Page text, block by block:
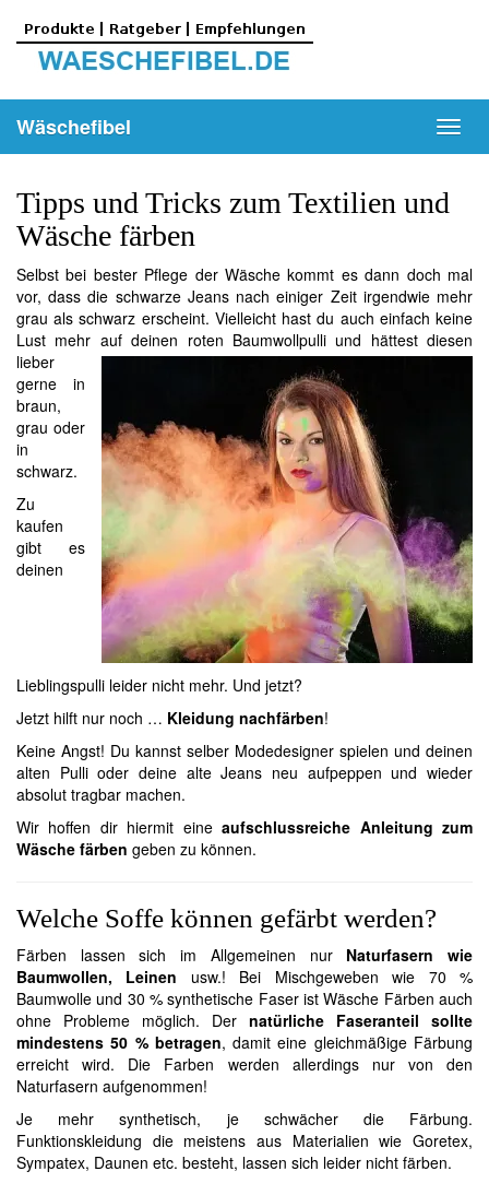
content
Wäschefibel
Tipps und Tricks zum Textilien und
Wäsche färben
Selbst bei bester Pflege der Wäsche kommt es dann doch mal
vor, dass die schwarze Jeans nach einiger Zeit irgendwie mehr
grau als schwarz erscheint. Vielleicht hast du auch einfach keine
Lust mehr aufdeinen roten Baumwollpulli und hättest diesen
lieber
gerne in
braun,
grau oder
in
schwarz.
Zu
kaufen
gibt es
deinen
Lieblingspulli leider nicht mehr. Und jetzt?
Jetzt hilft nur noch … Kleidung nachfärben!
Keine Angst! Du kannst selber Modedesigner spielen und deinen
alten Pulli oder deine alte Jeans neu aufpeppen und wieder
absolut tragbar machen.
Wir hoffen dir hiermit eineaufschlussreiche Anleitung zum
Wäsche färben geben zu können.
Welche Soffe können gefärbt werden?
Färben lassen sich im Allgemeinen nur Naturfasern wie
Baumwollen, Leinen usw.! Bei Mischgeweben wie 70 %
Baumwolle und 30 % synthetische Faser ist Wäsche Färben auch
ohne Probleme möglich. Der natürliche Faseranteil sollte
mindestens 50 % betragen, damit eine gleichmäßige Färbung
erreicht wird. Die Farben werden allerdings nur von den
Naturfasern aufgenommen!
Je mehr synthetisch, je schwächer die Färbung.
Funktionskleidung die meistens aus Materialien wie Goretex,
Sympatex, Daunen etc. besteht, lassen sich leider nicht färben.